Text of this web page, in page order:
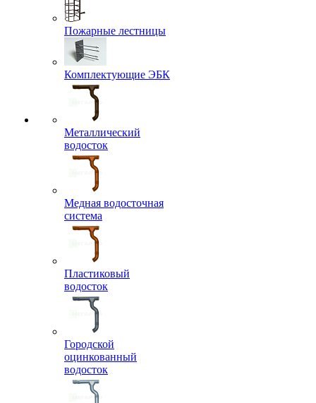
Пожарные лестницы
Комплектующие ЭБК
Металлический
водосток
Медная водосточная
система
Пластиковый
водосток
Городской
оцинкованный
водосток